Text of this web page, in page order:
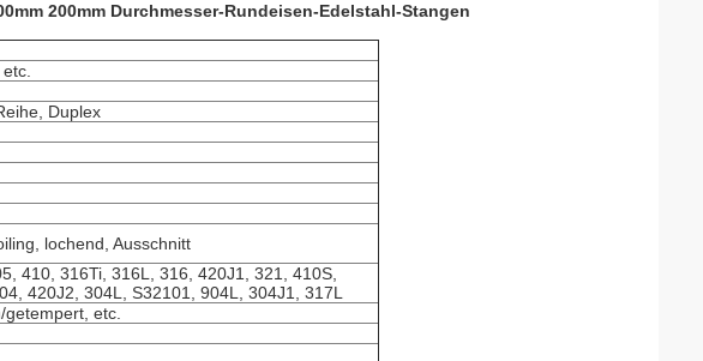
200mm Durchmesser-Rundeisen-Edelstahl-Stangen
Duplex
lochend, Ausschnitt
410, 316Ti, 316L, 316, 420J1, 321, 410S,
420J2, 304L, S32101, 904L, 304J1, 317L
etc.